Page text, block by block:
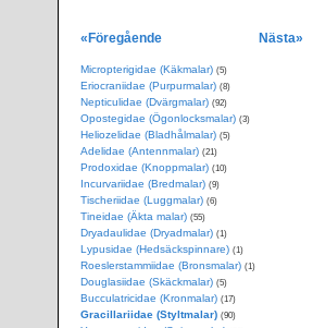
«Föregående Nästa»
Micropterigidae (Käkmalar) (5)
Eriocraniidae (Purpurmalar) (8)
Nepticulidae (Dvärgmalar) (92)
Opostegidae (Ögonlocksmalar) (3)
Heliozelidae (Bladhålmalar) (5)
Adelidae (Antennmalar) (21)
Prodoxidae (Knoppmalar) (10)
Incurvariidae (Bredmalar) (9)
Tischeriidae (Luggmalar) (6)
Tineidae (Äkta malar) (55)
Dryadaulidae (Dryadmalar) (1)
Lypusidae (Hedsäckspinnare) (1)
Roeslerstammiidae (Bronsmalar) (1)
Douglasiidae (Skäckmalar) (5)
Bucculatricidae (Kronmalar) (17)
Gracillariidae (Styltmalar) (90)